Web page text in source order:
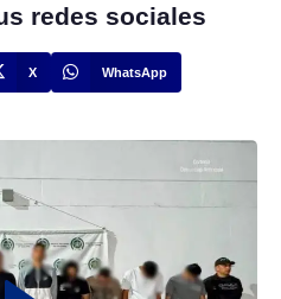
redes sociales
X WhatsApp